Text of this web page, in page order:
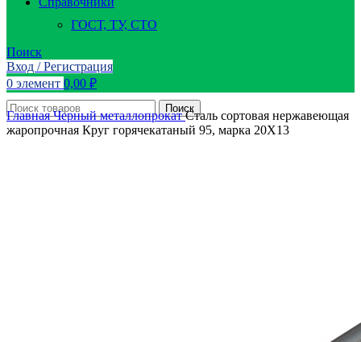
ГОСТ, ТУ, СТО
Поиск
Вход / Регистрация
0 элемент 0,00 ₽
Поиск
ГлавнаяЧерный металлопрокатСталь сортовая нержавеющая
жаропрочная Круг горячекатаный 95, марка 20Х13